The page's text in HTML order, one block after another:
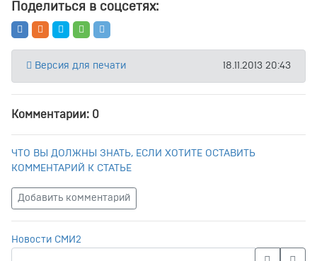
Поделиться в соцсетях:
Версия для печати 18.11.2013 20:43
Комментарии: 0
ЧТО ВЫ ДОЛЖНЫ ЗНАТЬ, ЕСЛИ ХОТИТЕ ОСТАВИТЬ
КОММЕНТАРИЙ К СТАТЬЕ
Добавить комментарий
Новости СМИ2